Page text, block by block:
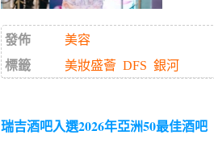
發佈
美容
標籤
美妝盛薈 DFS 銀河
瑞吉酒吧入選2026年亞洲50最佳酒吧